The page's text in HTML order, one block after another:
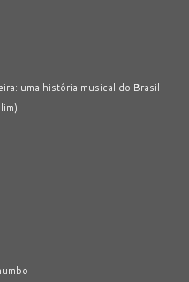
uma história musical do Brasil